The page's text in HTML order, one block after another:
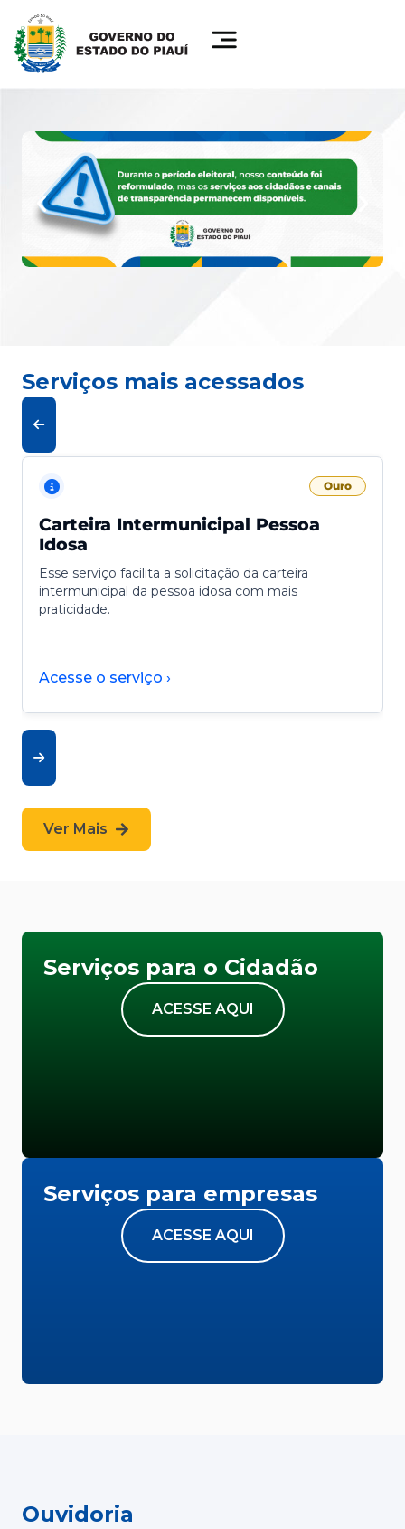
Serviços mais acessados
Ouro
Carteira Intermunicipal Pessoa
Idosa
Esse serviço facilita a solicitação da carteira
intermunicipal da pessoa idosa com mais
praticidade.
Acesse o serviço ›
Ver Mais
Serviços para o Cidadão
ACESSE AQUI
Serviços para empresas
ACESSE AQUI
Ouvidoria